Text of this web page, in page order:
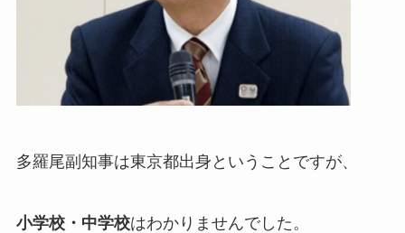
多羅尾副知事は東京都出身ということですが、
小学校・中学校はわかりませんでした。